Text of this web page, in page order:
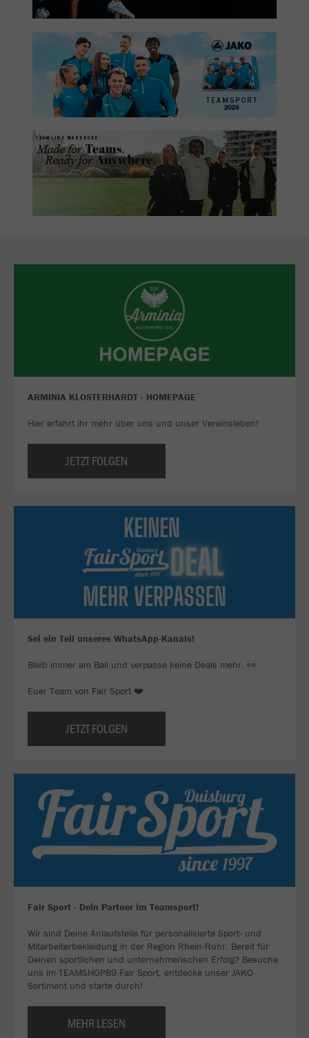
ARMINIA KLOSTERHARDT - HOMEPAGE
Hier erfahrt ihr mehr über uns und unser Vereinsleben!
JETZT FOLGEN
Sei ein Teil unseres WhatsApp-Kanals!
Bleib immer am Ball und verpasse keine Deals mehr. 👀
Euer Team von Fair Sport ❤️
JETZT FOLGEN
Fair Sport - Dein Partner im Teamsport!
Wir sind Deine Anlaufstelle für personalisierte Sport- und
Mitarbeiterbekleidung in der Region Rhein-Ruhr. Bereit für
Deinen sportlichen und unternehmerischen Erfolg? Besuche
uns im TEAMSHOP89 Fair Sport, entdecke unser JAKO
Sortiment und starte durch!
MEHR LESEN